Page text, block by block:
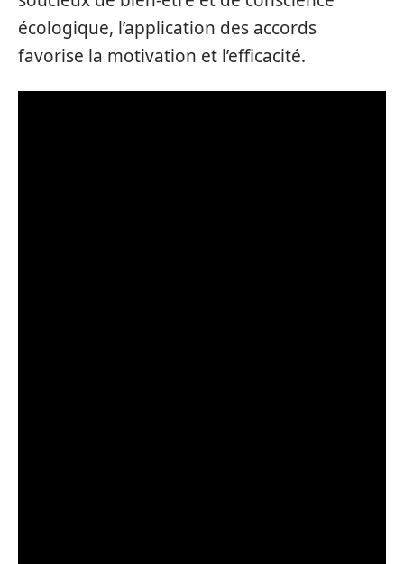
écologique, l’application des accords
favorise la motivation et l’efficacité.